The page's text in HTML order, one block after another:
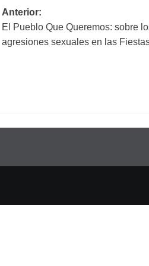
Navegación
de
entradas
Anterior:
El Pueblo Que Queremos: sobre
agresiones sexuales en las